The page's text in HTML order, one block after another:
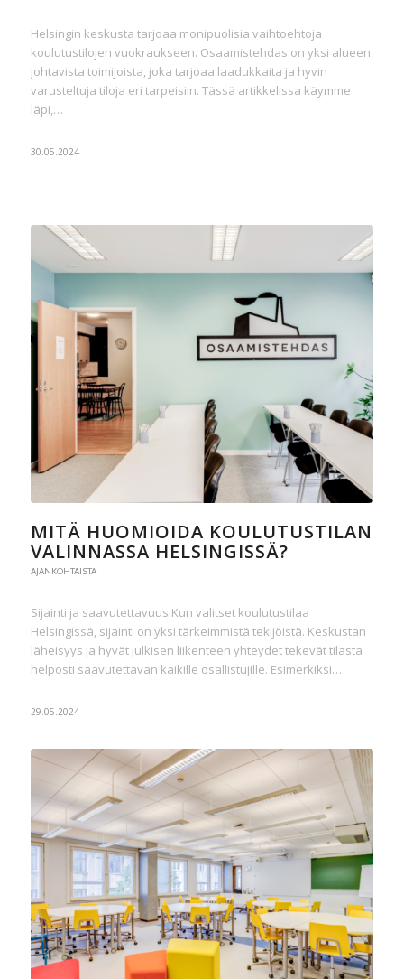
Helsingin keskusta tarjoaa monipuolisia vaihtoehtoja
koulutustilojen vuokraukseen. Osaamistehdas on yksi alueen
johtavista toimijoista, joka tarjoaa laadukkaita ja hyvin
varusteltuja tiloja eri tarpeisiin. Tässä artikkelissa käymme
läpi,…
30.05.2024
MITÄ HUOMIOIDA KOULUTUSTILAN
VALINNASSA HELSINGISSÄ?
AJANKOHTAISTA
Sijainti ja saavutettavuus Kun valitset koulutustilaa
Helsingissä, sijainti on yksi tärkeimmistä tekijöistä. Keskustan
läheisyys ja hyvät julkisen liikenteen yhteydet tekevät tilasta
helposti saavutettavan kaikille osallistujille. Esimerkiksi…
29.05.2024